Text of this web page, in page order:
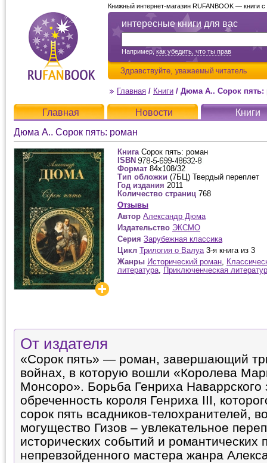
интересные книги для вас
Например,как убедить, что ты прав
Здравствуйте, уважаемый читатель
Книжный интернет-магазин RUFANBOOK — книги
Главная / Книги / Дюма А.. Сорок пять:
Главная Новости
Книги
Дюма А.. Сорок пять: роман
Книга Сорок пять: роман
ISBN
Формат 84x108/32
Тип обложки (7БЦ) Твердый переплет
Год издания 2011
Количество страниц 768
Отзывы
Автор Александр Дюма
Издательство ЭКСМО
Серия Зарубежная классика
Цикл Трилогия о Валуа3-я книга из 3
Жанры Исторический роман,
литература, Приключенческая
От издателя
«Сорок пять» — роман, завершающий
войнах, в которую вошли «Королева
Монсоро». Борьба Генриха Наваррского
обреченность короля Генриха III,
сорок пять всадников-телохранителей,
могущество Гизов – увлекательное
исторических событий и
непревзойденного мастера жанра